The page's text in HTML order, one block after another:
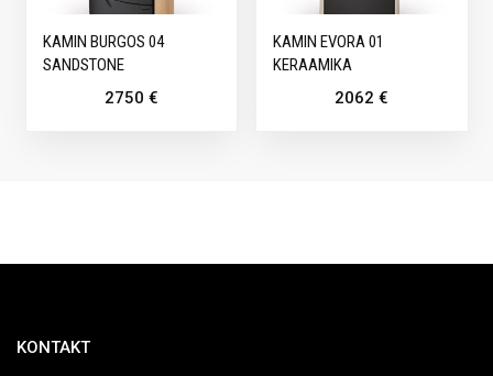
KAMIN BURGOS 04
SANDSTONE
2750 €
KAMIN EVORA 01
KERAAMIKA
2062€
KONTAKT